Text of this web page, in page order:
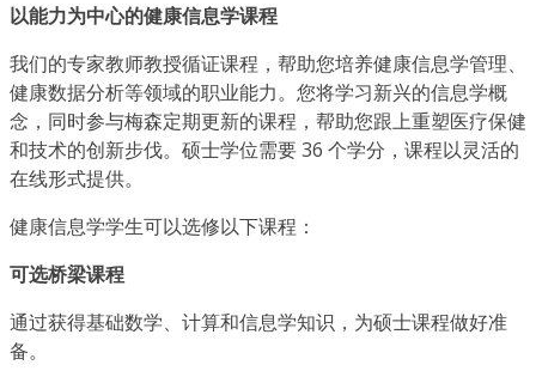
以能力为中心的健康信息学课程
我们的专家教师教授循证课程，帮助您培养健康信息学管理、
健康数据分析等领域的职业能力。您将学习新兴的信息学概
念，同时参与梅森定期更新的课程，帮助您跟上重塑医疗保健
和技术的创新步伐。硕士学位需要 36 个学分，课程以灵活的
在线形式提供。
健康信息学学生可以选修以下课程：
可选桥梁课程
通过获得基础数学、计算和信息学知识，为硕士课程做好准
备。